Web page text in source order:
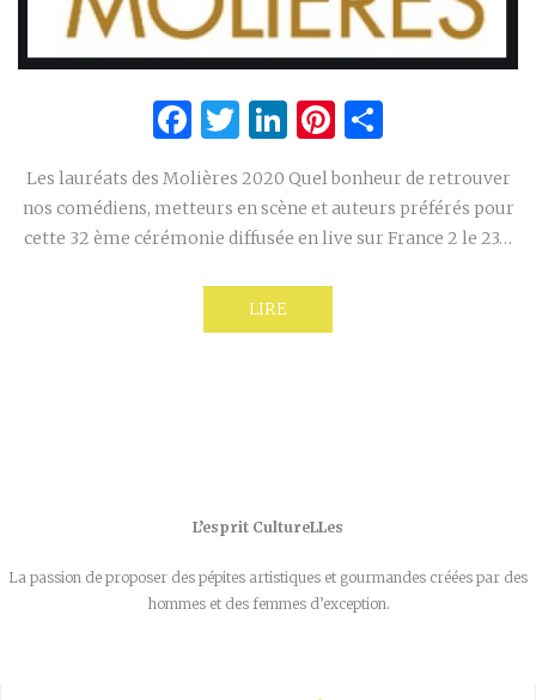
Facebook
Twitter
LinkedIn
Pinterest
Les lauréats des Molières 2020 Quel bonheur de retrouver
nos comédiens, metteurs en scène et auteurs préférés pour
cette 32 ème cérémonie diffusée en live sur France 2 le 23…
LIRE
L’esprit CultureLLes
La passion de proposer des pépites artistiques et gourmandes créées par des
hommes et des femmes d’exception.